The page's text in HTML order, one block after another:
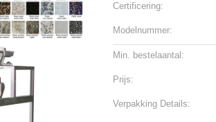
Certificering:
Modelnummer:
Min. bestelaantal:
Prijs:
Verpakking Details: